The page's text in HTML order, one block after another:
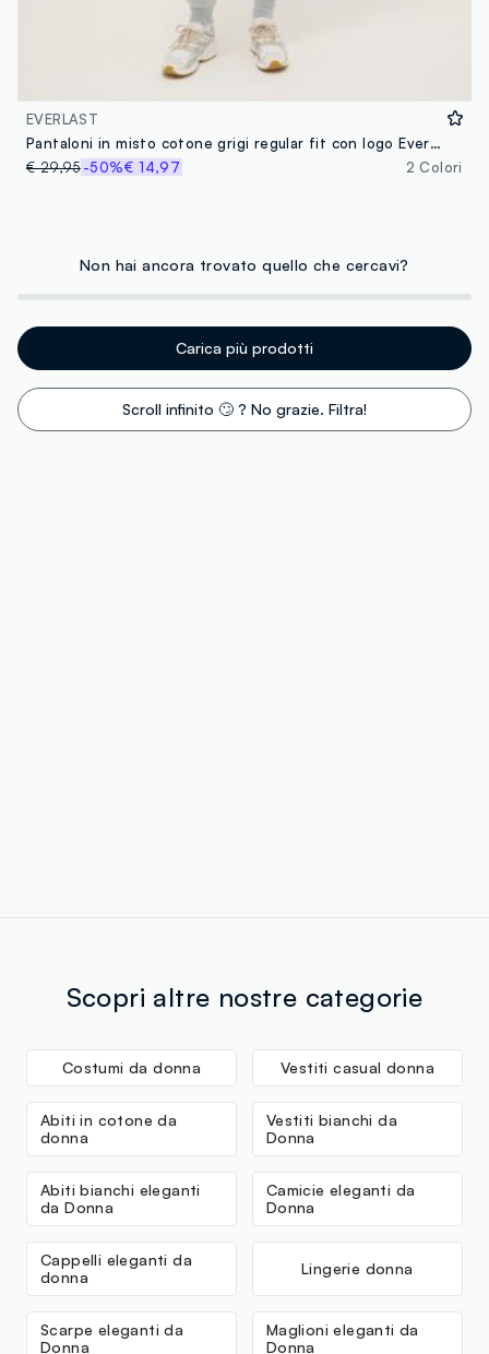
EVERLAST
Pantaloni in misto cotone grigi regular fit con logo Everlast
€ 29,95-50%€ 14,97 2 Colori
Non hai ancora trovato quello che cercavi?
Carica più prodotti
Scroll infinito 🙄 ? No grazie. Filtra!
Scopri altre nostre categorie
Costumi da donna Vestiti casual donna
Abiti in cotone da
donna
Vestiti bianchi da
Donna
Abiti bianchi eleganti
da Donna
Camicie eleganti da
Donna
Cappelli eleganti da
donna
Lingerie donna
Scarpe eleganti da
Donna
Maglioni eleganti da
Donna